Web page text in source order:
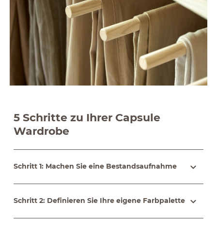
5 Schritte zu Ihrer Capsule
Wardrobe
Schritt 1: Machen Sie eine Bestandsaufnahme
Schritt 2: Definieren Sie Ihre eigene Farbpalette